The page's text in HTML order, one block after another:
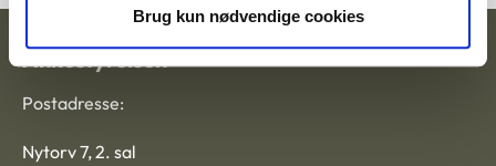
Brug kun nødvendige cookies
Ankestyrelsen
Postadresse:
Nytorv 7, 2. sal